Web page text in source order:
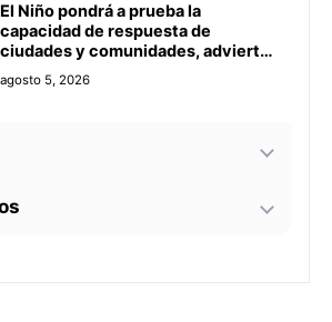
El Niño pondrá a prueba la
capacidad de respuesta de
ciudades y comunidades, advierte
especialista
agosto 5, 2026
Guido González afirma que “se hizo